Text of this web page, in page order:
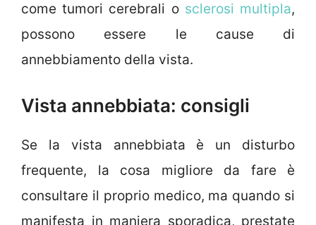
come tumori cerebrali o sclerosi multipla,
possono essere le cause di
annebbiamento della vista.
Vista annebbiata: consigli
Se la vista annebbiata è un disturbo
frequente, la cosa migliore da fare è
consultare il proprio medico, ma quando si
manifesta in maniera sporadica, prestate